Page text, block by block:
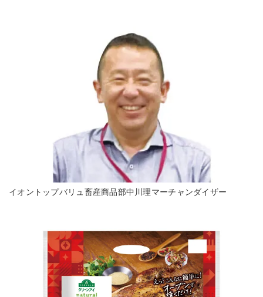
イオントップバリュ畜産商品部中川理マーチャンダイザー